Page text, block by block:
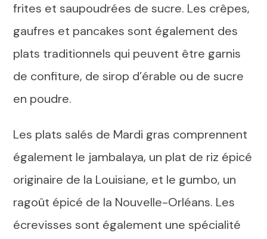
frites et saupoudrées de sucre. Les crêpes,
gaufres et pancakes sont également des
plats traditionnels qui peuvent être garnis
de confiture, de sirop d’érable ou de sucre
en poudre.
Les plats salés de Mardi gras comprennent
également le jambalaya, un plat de riz épicé
originaire de la Louisiane, et le gumbo, un
ragoût épicé de la Nouvelle-Orléans. Les
écrevisses sont également une spécialité